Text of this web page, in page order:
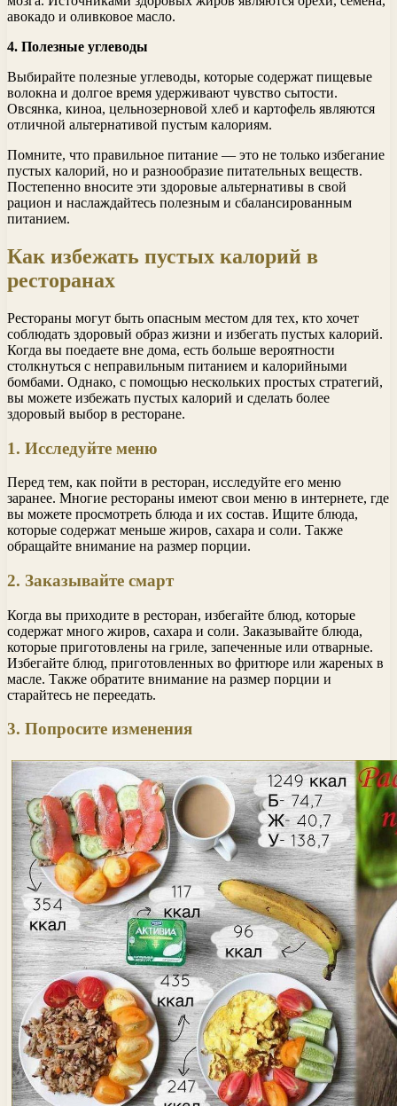
авокадо и оливковое масло.
4. Полезные углеводы
Выбирайте полезные углеводы, которые содержат пищевые
волокна и долгое время удерживают чувство сытости.
Овсянка, киноа, цельнозерновой хлеб и картофель являются
отличной альтернативой пустым калориям.
Помните, что правильное питание — это не только избегание
пустых калорий, но и разнообразие питательных веществ.
Постепенно вносите эти здоровые альтернативы в свой
рацион и наслаждайтесь полезным и сбалансированным
питанием.
Как избежать пустых калорий в
ресторанах
Рестораны могут быть опасным местом для тех, кто хочет
соблюдать здоровый образ жизни и избегать пустых калорий.
Когда вы поедаете вне дома, есть больше вероятности
столкнуться с неправильным питанием и калорийными
бомбами. Однако, с помощью нескольких простых стратегий,
вы можете избежать пустых калорий и сделать более
здоровый выбор в ресторане.
1. Исследуйте меню
Перед тем, как пойти в ресторан, исследуйте его меню
заранее. Многие рестораны имеют свои меню в интернете, где
вы можете просмотреть блюда и их состав. Ищите блюда,
которые содержат меньше жиров, сахара и соли. Также
обращайте внимание на размер порции.
2. Заказывайте смарт
Когда вы приходите в ресторан, избегайте блюд, которые
содержат много жиров, сахара и соли. Заказывайте блюда,
которые приготовлены на гриле, запеченные или отварные.
Избегайте блюд, приготовленных во фритюре или жареных в
масле. Также обратите внимание на размер порции и
старайтесь не переедать.
3. Попросите изменения